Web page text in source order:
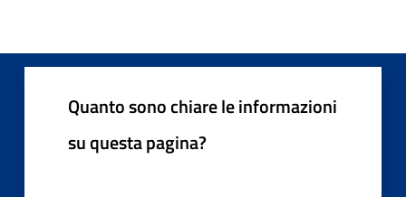
Quanto sono chiare le informazioni
su questa pagina?